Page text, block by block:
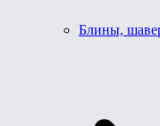
Блины,